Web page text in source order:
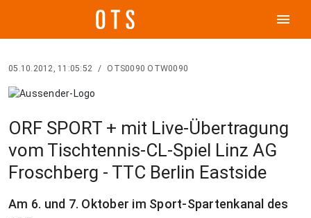
menu
05.10.2012, 11:05:52 / OTS0090 OTW0090
ORF SPORT + mit Live-Übertragung
vom Tischtennis-CL-Spiel Linz AG
Froschberg - TTC Berlin Eastside
Am 6. und 7. Oktober im Sport-Spartenkanal des